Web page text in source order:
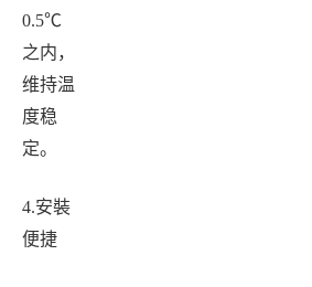
0.5℃
之内，
维持温
度稳
定。
4.安裝
便捷